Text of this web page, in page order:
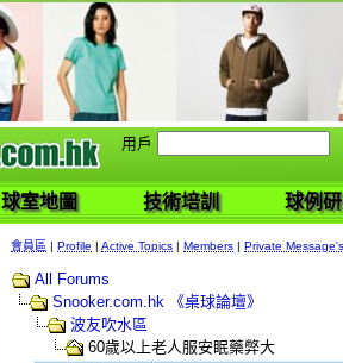
用戶
球室地圖 技術培訓 球例
會員區 | Profile | Active Topics | Members | Private Message's
All Forums
Snooker.com.hk 《桌球論壇》
波友吹水區
60歲以上老人服安眠藥弊大